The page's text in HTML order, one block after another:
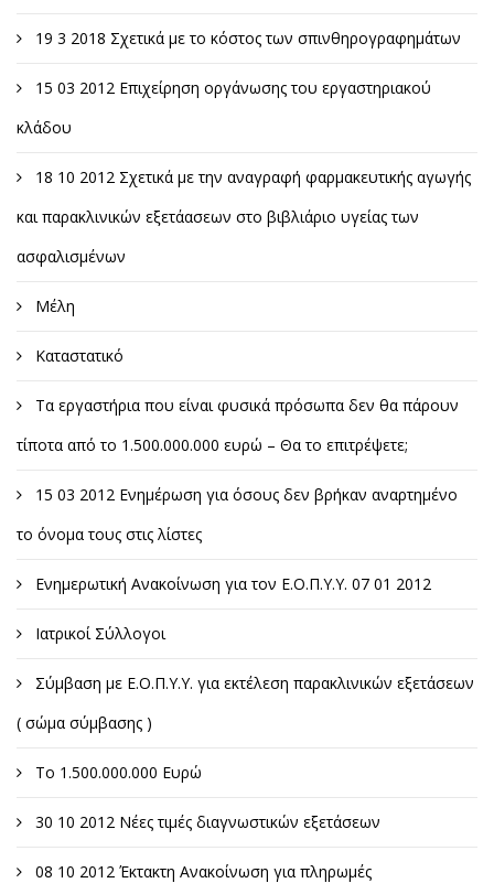
19 3 2018 Σχετικά με το κόστος των σπινθηρογραφημάτων
15 03 2012 Επιχείρηση οργάνωσης του εργαστηριακού
κλάδου
18 10 2012 Σχετικά με την αναγραφή φαρμακευτικής αγωγής
και παρακλινικών εξετάασεων στο βιβλιάριο υγείας των
ασφαλισμένων
Μέλη
Καταστατικό
Τα εργαστήρια που είναι φυσικά πρόσωπα δεν θα πάρουν
τίποτα από το 1.500.000.000 ευρώ – Θα το επιτρέψετε;
15 03 2012 Ενημέρωση για όσους δεν βρήκαν αναρτημένο
το όνομα τους στις λίστες
Ενημερωτική Ανακοίνωση για τον Ε.Ο.Π.Υ.Υ. 07 01 2012
Ιατρικοί Σύλλογοι
Σύμβαση με Ε.Ο.Π.Υ.Υ. για εκτέλεση παρακλινικών εξετάσεων
( σώμα σύμβασης )
Το 1.500.000.000 Ευρώ
30 10 2012 Νέες τιμές διαγνωστικών εξετάσεων
08 10 2012 Έκτακτη Ανακοίνωση για πληρωμές